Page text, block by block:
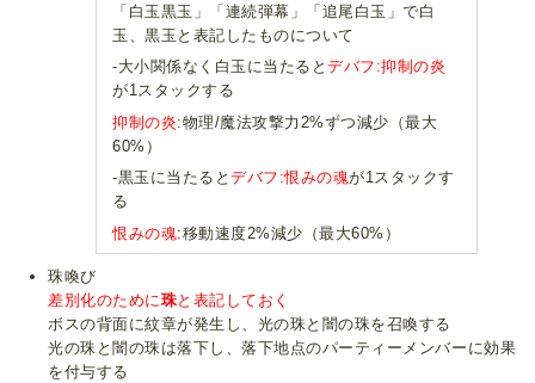
「白玉黒玉」「連続弾幕」「追尾白玉」で白
玉、黒玉と表記したものについて
-大小関係なく白玉に当たるとデバフ:抑制の炎
が1スタックする
抑制の炎:物理/魔法攻撃力2%ずつ減少（最大
60%）
-黒玉に当たるとデバフ:恨みの魂が1スタックす
る
恨みの魂:移動速度2%減少（最大60%）
珠喚び
差別化のために珠と表記しておく
ボスの背面に紋章が発生し、光の珠と闇の珠を召喚する
光の珠と闇の珠は落下し、落下地点のパーティーメンバーに効果
を付与する